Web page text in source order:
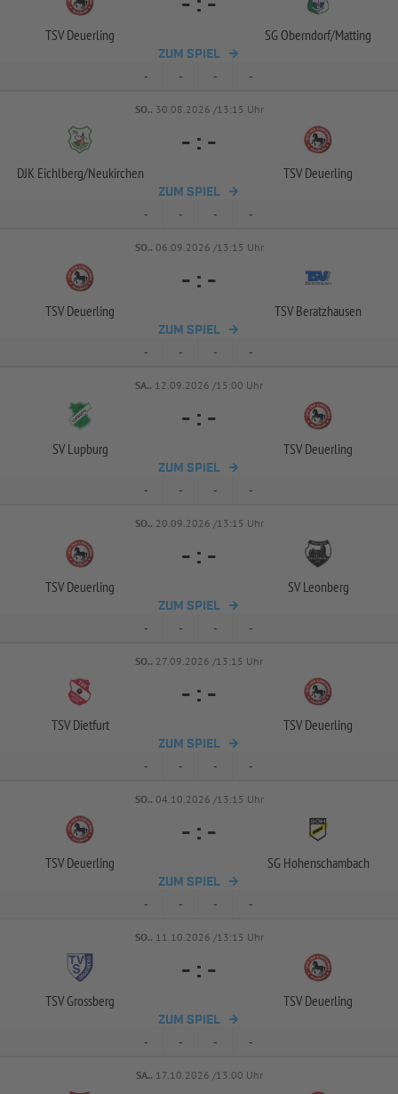
TSV Deuerling SG Oberndorf/Matting
ZUM SPIEL
- - - -
SO.. 30.08.2026 /13:15 Uhr
DJK Eichlberg/Neukirchen
- : -
TSV Deuerling
ZUM SPIEL
- - - -
SO.. 06.09.2026 /13:15 Uhr
TSV Deuerling
- : -
TSV Beratzhausen
ZUM SPIEL
- - - -
SA.. 12.09.2026 /15:00 Uhr
SV Lupburg
- : -
TSV Deuerling
ZUM SPIEL
- - - -
SO.. 20.09.2026 /13:15 Uhr
TSV Deuerling
- : -
SV Leonberg
ZUM SPIEL
- - - -
SO.. 27.09.2026 /13:15 Uhr
TSV Dietfurt
- : -
TSV Deuerling
ZUM SPIEL
- - - -
SO.. 04.10.2026 /13:15 Uhr
TSV Deuerling
- : -
SG Hohenschambach
ZUM SPIEL
- - - -
SO.. 11.10.2026 /13:15 Uhr
TSV Grossberg
- : -
TSV Deuerling
ZUM SPIEL
- - - -
SA.. 17.10.2026 /13:00 Uhr